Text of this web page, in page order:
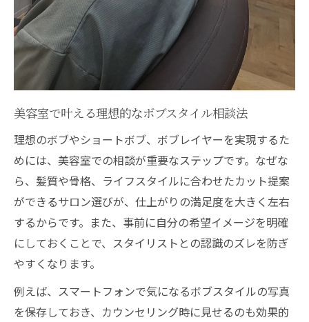
が鍵
美容室でショートボブを伝える時の工夫と
は
似合うショートボブを美容室で見つける相
談法
美容室カウンセリングで仕上がりを左右す
る伝え方
ボブレイヤーを希望する際の具体的な要望
例
美容室選びでショートボブが得意なサロン
探し
美容室選びが左右するボブの仕上がりと再現性
美容室の技術が影響するボブの再現性とは
ショートボブの仕上がりを左右する美容室
美容室で叶える理想的なボブスタイル相談法
理想のボブやショートボブ、ボブレイヤーを実現するた
めには、美容室での相談が重要なステップです。なぜな
ら、髪質や骨格、ライフスタイルに合わせたカット提案
ができるサロン選びが、仕上がりの満足度を大きく左右
するからです。また、事前に自分の希望イメージを明確
にしておくことで、スタイリストとの認識のズレを防ぎ
やすくなります。
例えば、スマートフォンで気になるボブスタイルの写真
を保存しておき、カウンセリング時に見せるのも効果的